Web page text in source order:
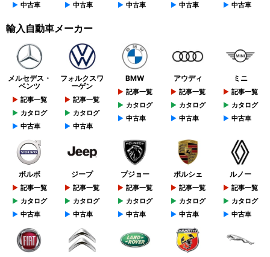
中古車
中古車
中古車
中古車
中古車
輸入自動車メーカー
メルセデス・
ベンツ
記事一覧
カタログ
中古車
フォルクスワ
ーゲン
記事一覧
カタログ
中古車
BMW
記事一覧
カタログ
中古車
アウディ
記事一覧
カタログ
中古車
ミニ
記事一覧
カタログ
中古車
ボルボ
記事一覧
カタログ
中古車
ジープ
記事一覧
カタログ
中古車
プジョー
記事一覧
カタログ
中古車
ポルシェ
記事一覧
カタログ
中古車
ルノー
記事一覧
カタログ
中古車